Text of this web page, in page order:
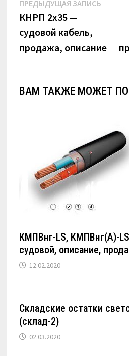
по
записям
ПРЕДЫДУЩАЯ ЗАПИСЬ
КНРП 2х35 —
судовой кабель,
продажа, описание
ВАМ ТАКЖЕ МОЖЕТ
КМПВнг-LS, КМПВнг(А)-
судовой, описание,
12.02.2020
Складские остатки
(склад-2)
02.03.2020